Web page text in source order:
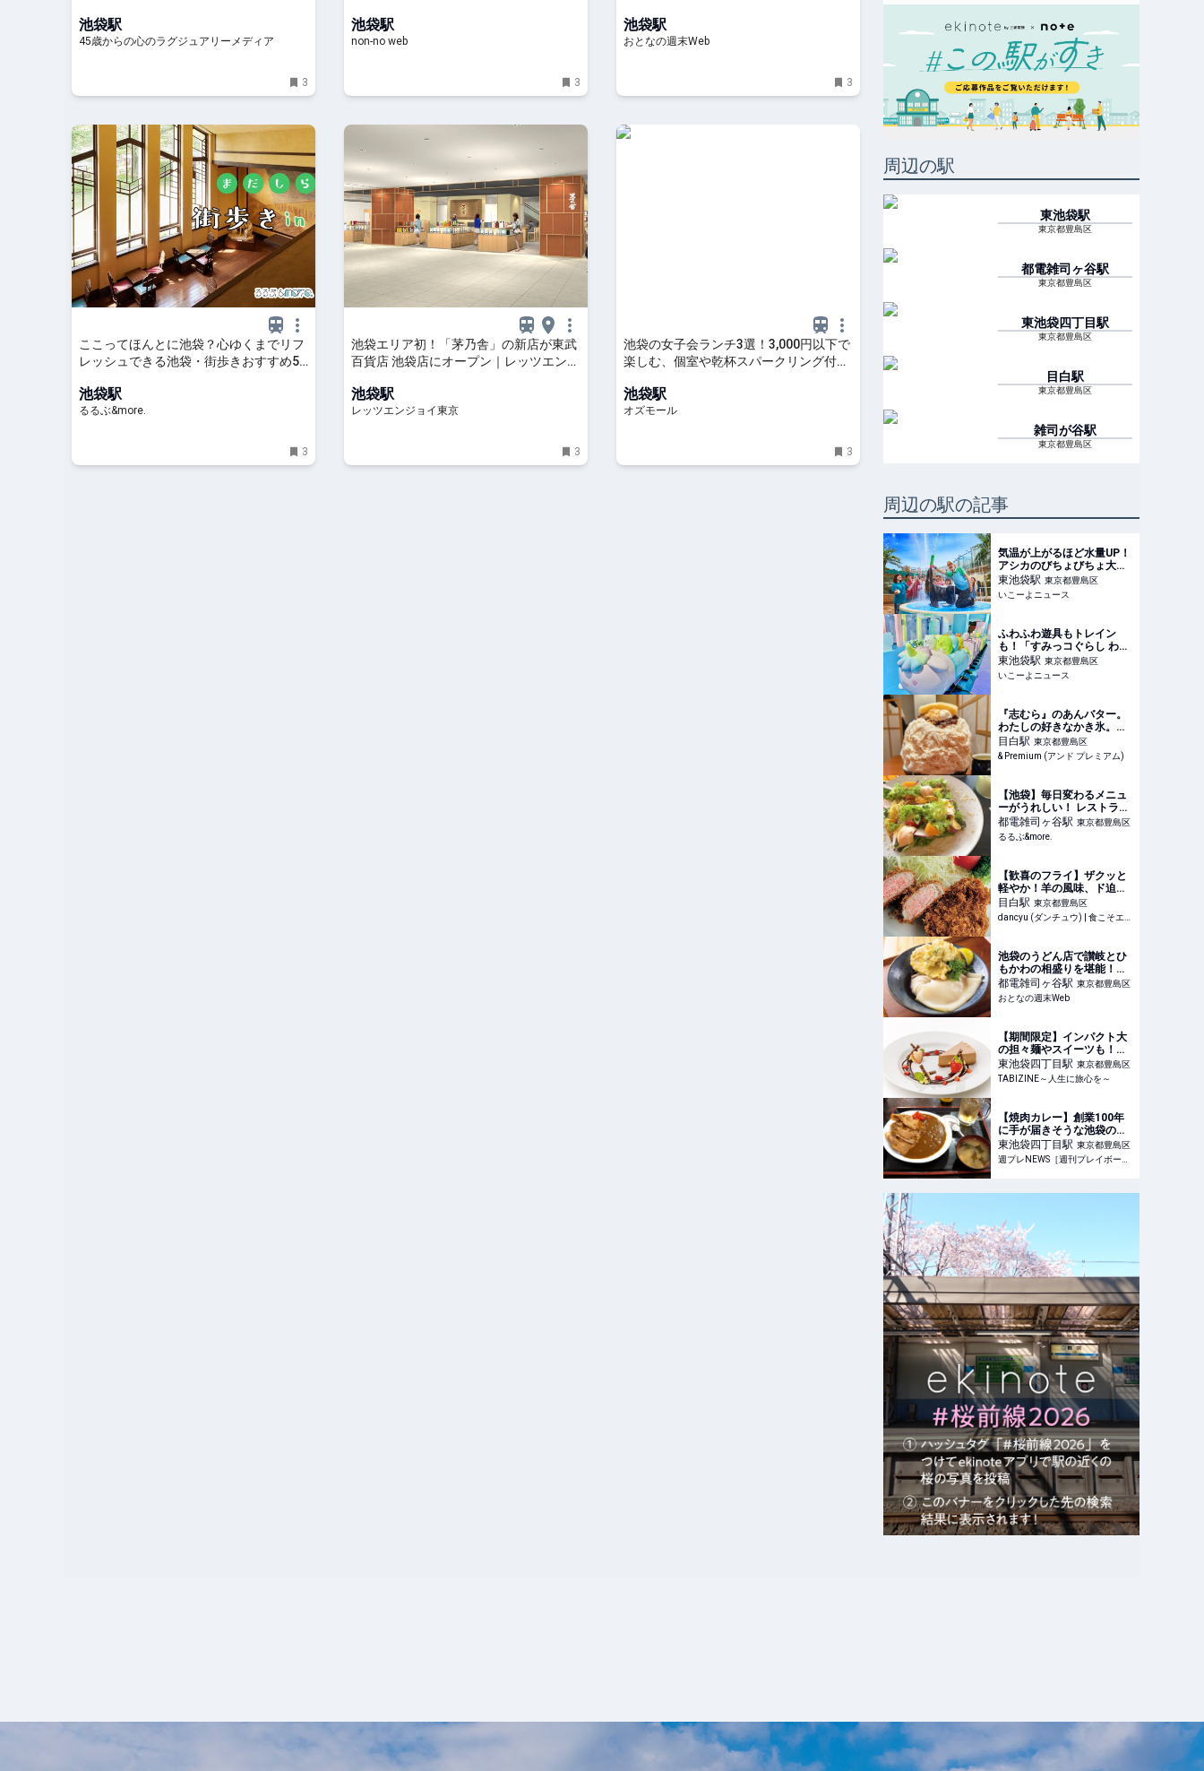
池袋駅
45歳からの心のラグジュアリーメディア
3
池袋駅
non-no web
3
池袋駅
おとなの週末Web
3
ここってほんとに池袋？心ゆくまでリフ
レッシュできる池袋・街歩きおすすめ5
部】｜るるぶ&more.
池袋駅
るるぶ&more.
3
池袋エリア初！「茅乃舎」の新店が東武
百貨店 池袋店にオープン｜レッツエンジ
池袋駅
レッツエンジョイ東京
3
池袋の女子会ランチ3選！3,000円以下で
楽しむ、個室や乾杯スパークリング付き
池袋駅
オズモール
3
周辺の駅
東池袋駅
東京都豊島区
都電雑司ヶ谷駅
東京都豊島区
東池袋四丁目駅
東京都豊島区
目白駅
東京都豊島区
雑司が谷駅
東京都豊島区
周辺の駅の記事
気温が上がるほど水量UP！
アシカのびちょびちょ大作
戦が池袋の水族館で 自由
研究も
東池袋駅 東京都豊島区
いこーよニュース
ふわふわ遊具もトレイン
も！「すみっコぐらし わく
わくパーク」が関東初・池
袋で開催
東池袋駅 東京都豊島区
いこーよニュース
『志むら』のあんバター。
わたしの好きなかき氷。写
真と文：八木光太郎 (俳優)
#1
目白駅 東京都豊島区
& Premium (アンド プレミアム)
【池袋】毎日変わるメニュ
ーがうれしい！ レストラン
「GRIP」で季節のイタリア
ンを楽しむ｜るるぶ
&more.
都電雑司ヶ谷駅 東京都豊島区
るるぶ&more.
【歓喜のフライ】ザクッと
軽やか！羊の風味、ド迫力
な『目白 旬香亭』の「ラム
カツ」。 | dancyu (ダンチ
ュウ) | 食こそエンターテイ
目白駅 東京都豊島区
dancyu (ダンチュウ) | 食こそエンターテインメント！
池袋のうどん店で讃岐とひ
もかわの相盛りを堪能！
自家製タルタル添えのとり
天もジューシーで絶品だっ
た - おとなの週末Web
都電雑司ヶ谷駅 東京都豊島区
おとなの週末Web
【期間限定】インパクト大
の担々麺やスイーツも！森
永チョコレートコラボメニ
ュー登場｜池袋サンシャイ
ンシティ | TABIZINE～人生
東池袋四丁目駅 東京都豊島区
TABIZINE～人生に旅心を～
【焼肉カレー】創業100年
に手が届きそうな池袋の老
舗食堂で食べる、超ボリュ
ームの焼肉カレー：パリッ
コ『今週のハマりメシ』第
ュース
東池袋四丁目駅 東京都豊島区
週プレNEWS［週刊プレイボーイのニュースサイト］